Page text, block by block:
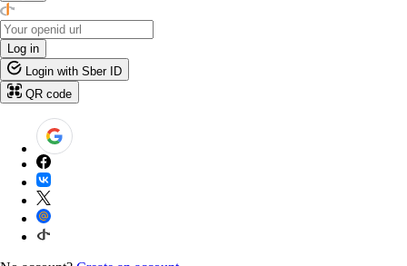
Log in
Login with Sber ID
QR code